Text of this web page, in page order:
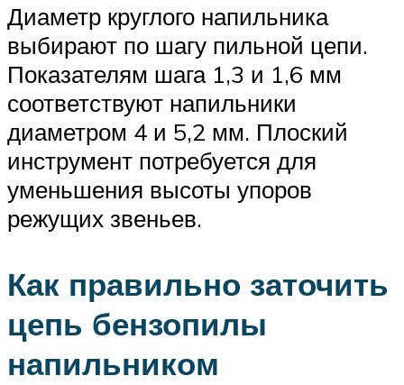
Диаметр круглого напильника
выбирают по шагу пильной цепи.
Показателям шага 1,3 и 1,6 мм
соответствуют напильники
диаметром 4 и 5,2 мм. Плоский
инструмент потребуется для
уменьшения высоты упоров
режущих звеньев.
Как правильно заточить
цепь бензопилы
напильником